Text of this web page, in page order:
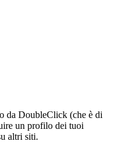
da DoubleClick (che è di
un profilo dei tuoi
altri siti.